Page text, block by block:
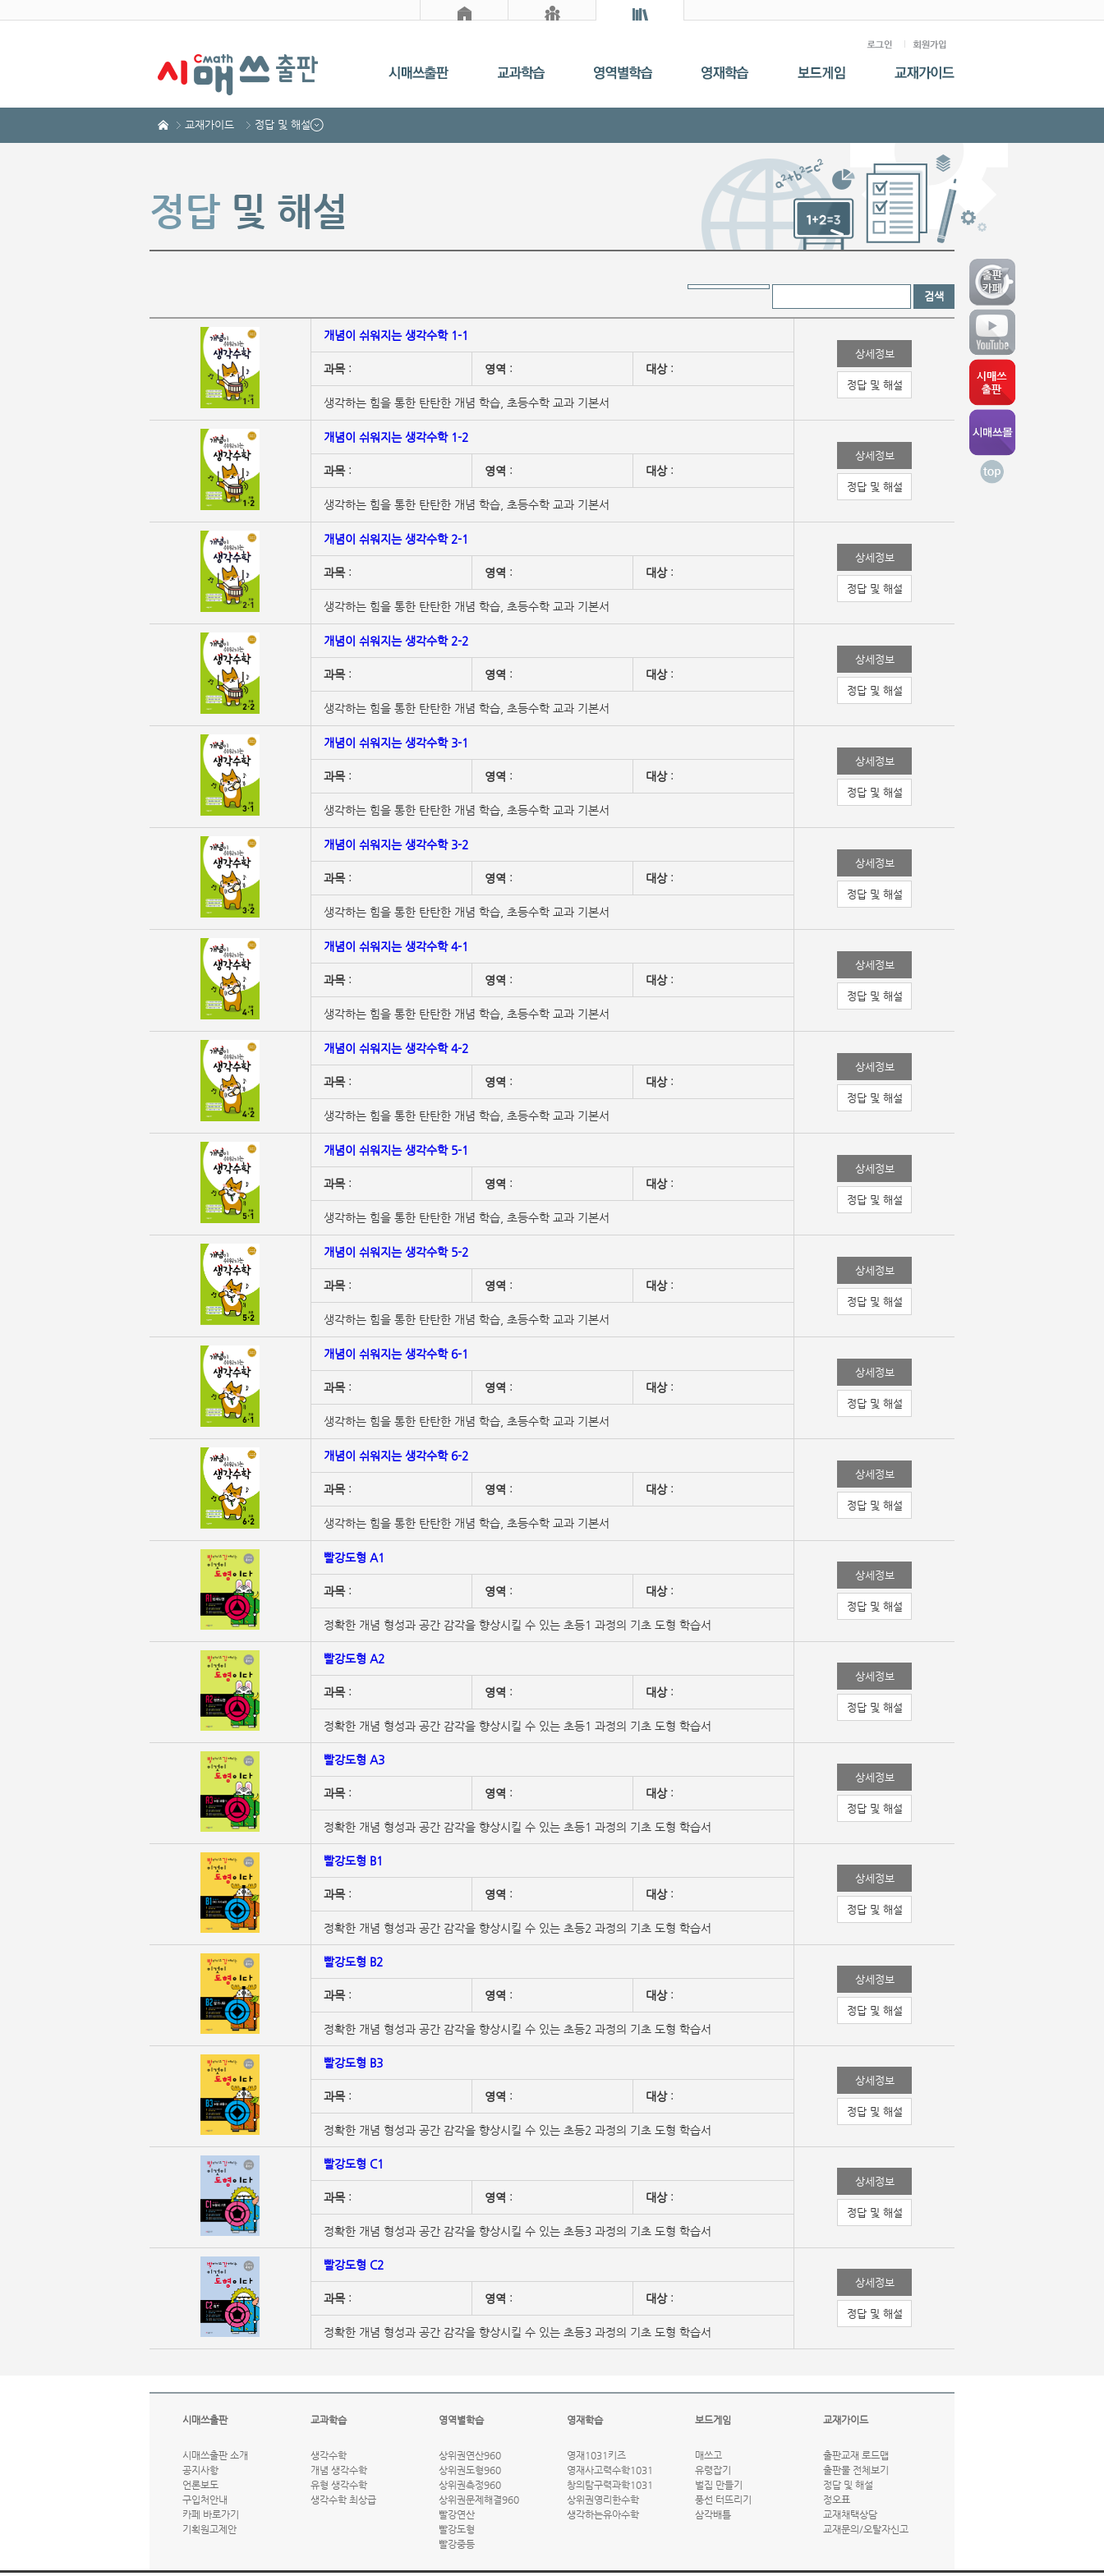
교재가이드 정답 및 해설
정답 및 해설
검색
개념이 쉬워지는 생각수학 1-1
상세정보
정답 및 해설
과목: 영역 : 대상:
생각하는 힘을 통한 탄탄한 개념 학습, 초등수학 교과 기본서
개념이 쉬워지는 생각수학 1-2
상세정보
정답 및 해설
과목: 영역 : 대상:
생각하는 힘을 통한 탄탄한 개념 학습, 초등수학 교과 기본서
개념이 쉬워지는 생각수학 2-1
상세정보
정답 및 해설
과목: 영역 : 대상:
생각하는 힘을 통한 탄탄한 개념 학습, 초등수학 교과 기본서
개념이 쉬워지는 생각수학 2-2
상세정보
정답 및 해설
과목: 영역 : 대상:
생각하는 힘을 통한 탄탄한 개념 학습, 초등수학 교과 기본서
개념이 쉬워지는 생각수학 3-1
상세정보
정답 및 해설
과목: 영역 : 대상:
생각하는 힘을 통한 탄탄한 개념 학습, 초등수학 교과 기본서
개념이 쉬워지는 생각수학 3-2
상세정보
정답 및 해설
과목: 영역 : 대상:
생각하는 힘을 통한 탄탄한 개념 학습, 초등수학 교과 기본서
개념이 쉬워지는 생각수학 4-1
상세정보
정답 및 해설
과목: 영역 : 대상:
생각하는 힘을 통한 탄탄한 개념 학습, 초등수학 교과 기본서
개념이 쉬워지는 생각수학 4-2
상세정보
정답 및 해설
과목: 영역 : 대상:
생각하는 힘을 통한 탄탄한 개념 학습, 초등수학 교과 기본서
개념이 쉬워지는 생각수학 5-1
상세정보
정답 및 해설
과목: 영역 : 대상:
생각하는 힘을 통한 탄탄한 개념 학습, 초등수학 교과 기본서
개념이 쉬워지는 생각수학 5-2
상세정보
정답 및 해설
과목: 영역 : 대상:
생각하는 힘을 통한 탄탄한 개념 학습, 초등수학 교과 기본서
개념이 쉬워지는 생각수학 6-1
상세정보
정답 및 해설
과목: 영역 : 대상:
생각하는 힘을 통한 탄탄한 개념 학습, 초등수학 교과 기본서
개념이 쉬워지는 생각수학 6-2
상세정보
정답 및 해설
과목: 영역 : 대상:
생각하는 힘을 통한 탄탄한 개념 학습, 초등수학 교과 기본서
빨강도형 A1
상세정보
정답 및 해설
과목: 영역 : 대상:
정확한 개념 형성과 공간 감각을 향상시킬 수 있는 초등1 과정의 기초 도형 학습서
빨강도형 A2
상세정보
정답 및 해설
과목: 영역 : 대상:
정확한 개념 형성과 공간 감각을 향상시킬 수 있는 초등1 과정의 기초 도형 학습서
빨강도형 A3
상세정보
정답 및 해설
과목: 영역 : 대상:
정확한 개념 형성과 공간 감각을 향상시킬 수 있는 초등1 과정의 기초 도형 학습서
빨강도형 B1
상세정보
정답 및 해설
과목: 영역 : 대상:
정확한 개념 형성과 공간 감각을 향상시킬 수 있는 초등2 과정의 기초 도형 학습서
빨강도형 B2
상세정보
정답 및 해설
과목: 영역 : 대상:
정확한 개념 형성과 공간 감각을 향상시킬 수 있는 초등2 과정의 기초 도형 학습서
빨강도형 B3
상세정보
정답 및 해설
과목: 영역 : 대상:
정확한 개념 형성과 공간 감각을 향상시킬 수 있는 초등2 과정의 기초 도형 학습서
빨강도형 C1
상세정보
정답 및 해설
과목: 영역 : 대상:
정확한 개념 형성과 공간 감각을 향상시킬 수 있는 초등3 과정의 기초 도형 학습서
빨강도형 C2
상세정보
정답 및 해설
과목: 영역 : 대상:
정확한 개념 형성과 공간 감각을 향상시킬 수 있는 초등3 과정의 기초 도형 학습서
시매쓰출판
시매쓰출판 소개
공지사항
언론보도
구입처안내
카페 바로가기
기획원고제안
교과학습
생각수학
개념 생각수학
유형 생각수학
생각수학 최상급
영역별학습
상위권연산960
상위권도형960
상위권측정960
상위권문제해결960
빨강연산
빨강도형
빨강중등
영재학습
영재1031키즈
영재사고력수학1031
창의탐구력과학1031
상위권영리한수학
생각하는유아수학
보드게임
매쓰고
유령잡기
벌집 만들기
풍선 터뜨리기
삼각배틀
교재가이드
출판교재 로드맵
출판물 전체보기
정답 및 해설
정오표
교재채택상담
교재문의/오탈자신고